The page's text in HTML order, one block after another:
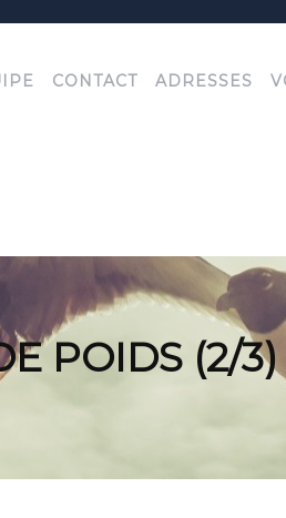
CONTACT ADRESSES
POIDS (2/3)